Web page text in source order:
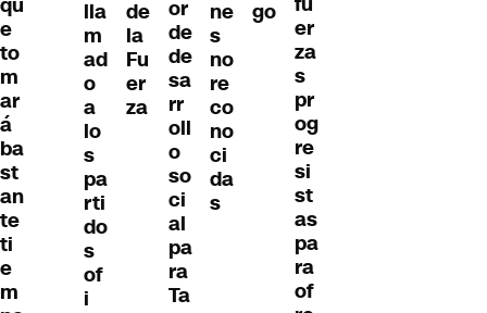
e
to
m
ar
á
ba
st
an
te
ti
e
m
lla
m
ad
o
a
lo
s
pa
rti
do
s
of
i
de
la
Fu
er
za
or
de
de
sa
rr
oll
o
so
ci
al
pa
ra
Ta
ne
s
no
re
co
no
ci
da
s
go
er
za
s
pr
og
re
si
st
as
pa
ra
of